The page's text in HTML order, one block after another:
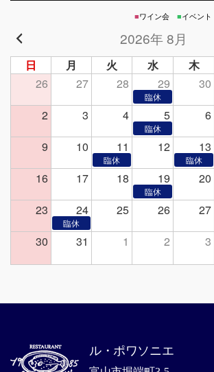
■ワイン会 ■イベン
2026年 8月
日 月 火 水 木
26
27 28 29 30
2
3 4 5 6
9
10 11 12 13
16
17 18 19 20
23
24 25 26 27
30
31 1 2 3
ル・ポワソニエ